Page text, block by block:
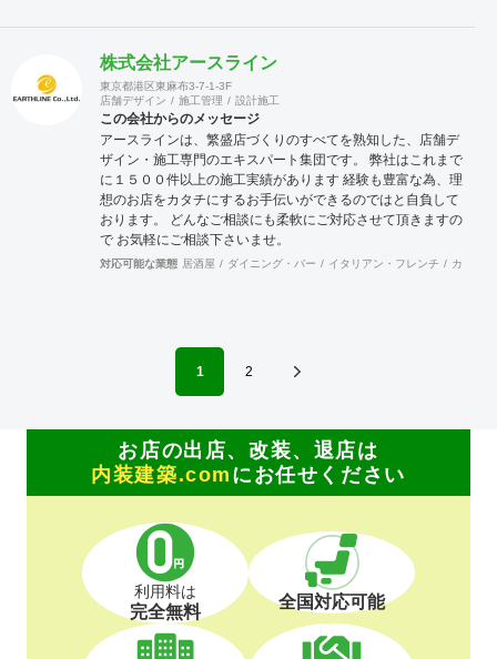
株式会社アースライン
東京都港区東麻布3-7-1-3F
店舗デザイン
施工管理 設計施工
この会社からのメッセージ
アースラインは、繁盛店づくりのすべてを熟知した、店舗デ
ザイン・施工専門のエキスパート集団です。 弊社はこれまで
に１５００件以上の施工実績があります 経験も豊富な為、理
想のお店をカタチにするお手伝いができるのではと自負して
おります。 どんなご相談にも柔軟にご対応させて頂きますの
で お気軽にご相談下さいませ。
対応可能な業態 居酒屋 ダイニング・バー イタリアン・フレンチ カフェ
1 2
お店の出店、改装、退店は
内装建築.com にお任せください
利用料は
完全無料 全国対応可能